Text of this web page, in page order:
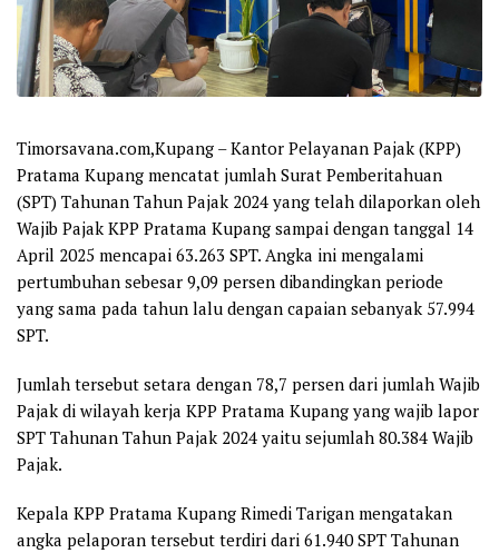
Timorsavana.com,Kupang – Kantor Pelayanan Pajak (KPP)
Pratama Kupang mencatat jumlah Surat Pemberitahuan
(SPT) Tahunan Tahun Pajak 2024 yang telah dilaporkan oleh
Wajib Pajak KPP Pratama Kupang sampai dengan tanggal 14
April 2025 mencapai 63.263 SPT. Angka ini mengalami
pertumbuhan sebesar 9,09 persen dibandingkan periode
yang sama pada tahun lalu dengan capaian sebanyak 57.994
SPT.
Jumlah tersebut setara dengan 78,7 persen dari jumlah Wajib
Pajak di wilayah kerja KPP Pratama Kupang yang wajib lapor
SPT Tahunan Tahun Pajak 2024 yaitu sejumlah 80.384 Wajib
Pajak.
Kepala KPP Pratama Kupang Rimedi Tarigan mengatakan
angka pelaporan tersebut terdiri dari 61.940 SPT Tahunan